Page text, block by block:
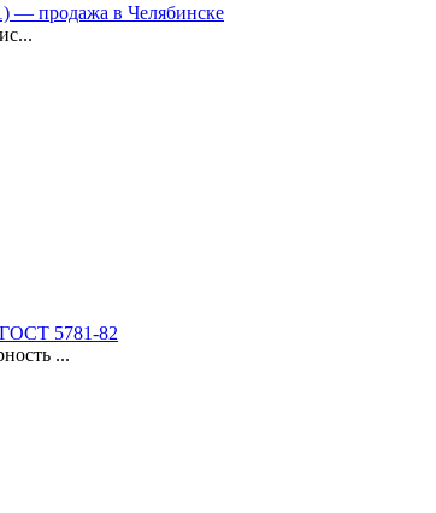
— продажа в Челябинске
5781-82
...